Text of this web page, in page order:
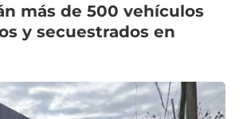
más de 500 vehículos
y secuestrados en